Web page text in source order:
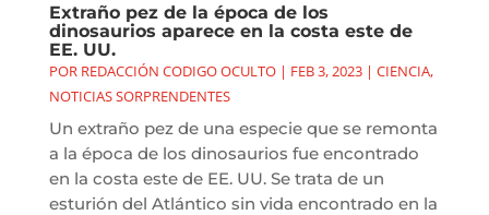
Extraño pez de la época de los
dinosaurios aparece en la costa este de
EE. UU.
POR REDACCIÓN CODIGO OCULTO| FEB 3, 2023| CIENCIA,
NOTICIAS SORPRENDENTES
Un extraño pez de una especie que se remonta
a la época de los dinosaurios fue encontrado
en la costa este de EE. UU. Se trata de un
esturión del Atlántico sin vida encontrado en la